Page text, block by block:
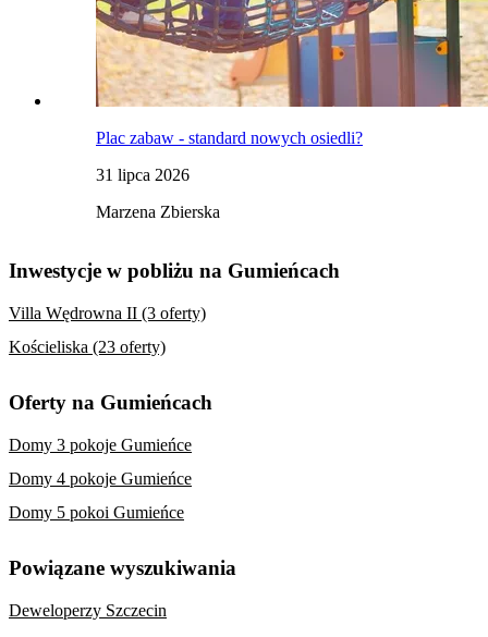
Plac zabaw - standard nowych osiedli?
31 lipca 2026
Marzena Zbierska
Inwestycje w pobliżu na Gumieńcach
Villa Wędrowna II (3 oferty)
Kościeliska (23 oferty)
Oferty na Gumieńcach
Domy 3 pokoje Gumieńce
Domy 4 pokoje Gumieńce
Domy 5 pokoi Gumieńce
Powiązane wyszukiwania
Deweloperzy Szczecin